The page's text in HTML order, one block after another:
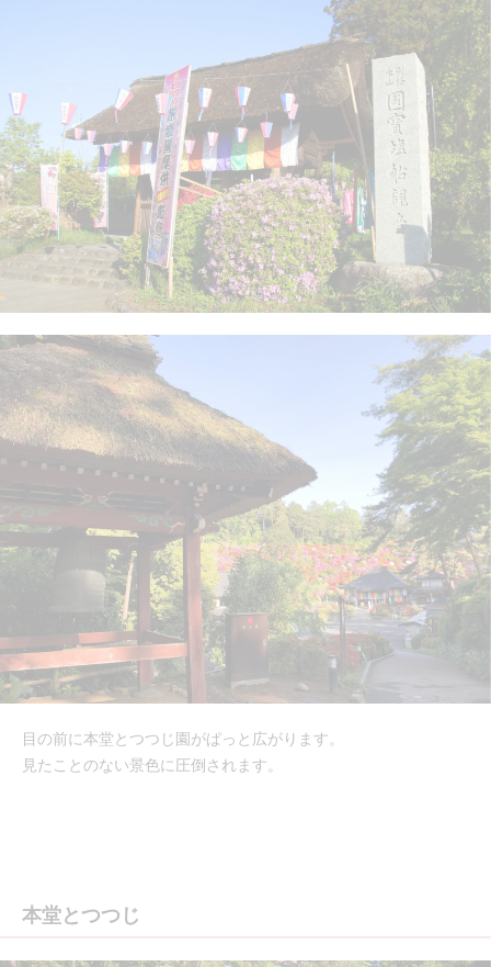
目の前に本堂とつつじ園がぱっと広がります。
見たことのない景色に圧倒されます。
本堂とつつじ